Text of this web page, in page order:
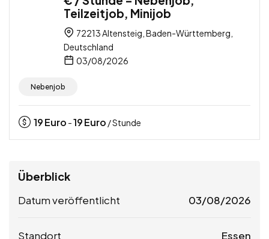
Teilzeitjob, Minijob
72213 Altensteig, Baden-Württemberg,
Deutschland
03/08/2026
Nebenjob
19Euro -19Euro / Stunde
Überblick
Datum veröffentlicht 03/08/2026
Standort Essen